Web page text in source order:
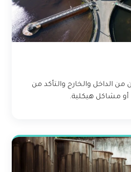
الداخل والخارج والتأكد من
مشاكل هيكلية.